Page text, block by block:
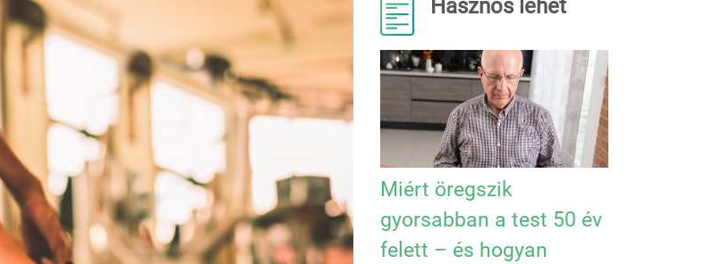
Hasznos lehet
Miért öregszik
gyorsabban a test 50 év
felett – és hogyan